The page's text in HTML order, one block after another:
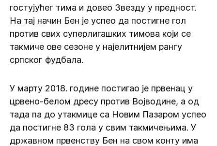
гостујућег тима и довео Звезду у предност.
На тај начин Бен је успео да постигне гол
против свих суперлигашких тимова који се
такмиче ове сезоне у најелитнијем рангу
српског фудбала.
У марту 2018. године постигао је првенац у
црвено-белом дресу против Војводине, а од
тада па до утакмице са Новим Пазаром успео
да постигне 83 гола у свим такмичењима. У
државном првенству Бен на свом конту има